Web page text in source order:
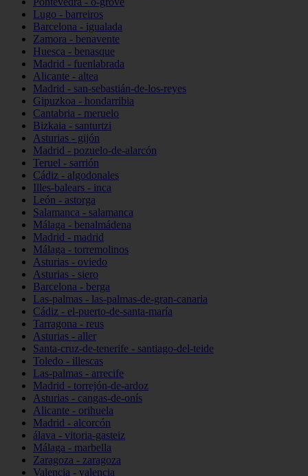
Lugo - barreiros
Barcelona - igualada
Zamora - benavente
Huesca - benasque
Madrid - fuenlabrada
Alicante - altea
Madrid - san-sebastián-de-los-reyes
Gipuzkoa - hondarribia
Cantabria - meruelo
Bizkaia - santurtzi
Asturias - gijón
Madrid - pozuelo-de-alarcón
Teruel - sarrión
Cádiz - algodonales
Illes-balears - inca
León - astorga
Salamanca - salamanca
Málaga - benalmádena
Madrid - madrid
Málaga - torremolinos
Asturias - oviedo
Asturias - siero
Barcelona - berga
Las-palmas - las-palmas-de-gran-canaria
Cádiz - el-puerto-de-santa-maría
Tarragona - reus
Asturias - aller
Santa-cruz-de-tenerife - santiago-del-teide
Toledo - illescas
Las-palmas - arrecife
Madrid - torrejón-de-ardoz
Asturias - cangas-de-onís
Alicante - orihuela
Madrid - alcorcón
álava - vitoria-gasteiz
Málaga - marbella
Zaragoza - zaragoza
Valencia - valencia